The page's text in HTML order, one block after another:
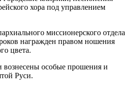
хора под управлением
миссионерского отдела
награжден правом ношения
цвета.
вознесены особые прошения и
Руси.